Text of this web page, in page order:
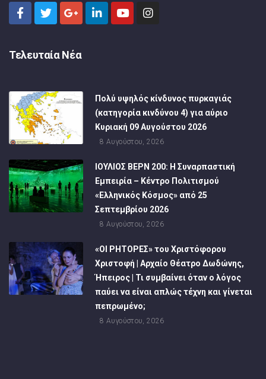
Τελευταία Νέα
Πολύ υψηλός κίνδυνος πυρκαγιάς
(κατηγορία κινδύνου 4) για αύριο
Κυριακή 09 Αυγούστου 2026
8 Αυγούστου, 2026
ΙΟΥΛΙΟΣ ΒΕΡΝ 200: Η Συναρπαστική
Εμπειρία – Κέντρο Πολιτισμού
«Ελληνικός Κόσμος» από 25
Σεπτεμβρίου 2026
8 Αυγούστου, 2026
«ΟΙ ΡΗΤΟΡΕΣ» του Χριστόφορου
Χριστοφή | Αρχαίο Θέατρο Δωδώνης,
Ήπειρος | Τι συμβαίνει όταν ο λόγος
παύει να είναι απλώς τέχνη και γίνεται
πεπρωμένο;
8 Αυγούστου, 2026